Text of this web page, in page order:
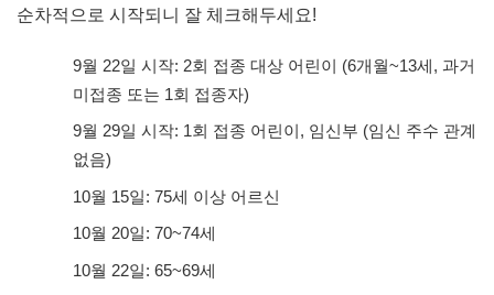
순차적으로 시작되니 잘 체크해두세요!
9월 22일 시작: 2회 접종 대상 어린이 (6개월~13세, 과거
미접종 또는 1회 접종자)
9월 29일 시작: 1회 접종 어린이, 임신부 (임신 주수 관계
없음)
10월 15일: 75세 이상 어르신
10월 20일: 70~74세
10월 22일: 65~69세